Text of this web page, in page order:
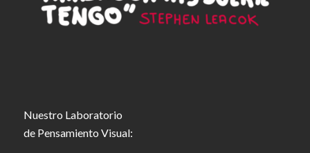
Nuestro Laboratorio
de Pensamiento Visual: